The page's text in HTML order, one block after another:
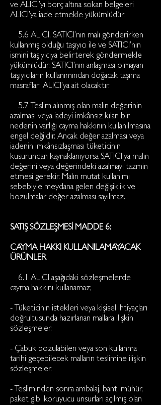
ve ALICI’yı borç altına sokan belgeleri
ALICI’ya iade etmekle yükümlüdür.
5.6 ALICI, SATICI’nın malı gönderirken
kullanmış olduğu taşıyıcı ile ve SATICI’nın
ismini taşıyıcıya belirterek göndermekle
yükümlüdür. SATICI’nın anlaşması olmayan
taşıyıcıların kullanımından doğacak taşıma
masrafları ALICI’ya ait olacaktır.
5.7 Teslim alınmış olan malın değerinin
azalması veya iadeyi imkânsız kılan bir
nedenin varlığı cayma hakkının kullanılmasına
engel değildir. Ancak değer azalması veya
iadenin imkânsızlaşması tüketicinin
kusurundan kaynaklanıyorsa SATICI’ya malın
değerini veya değerindeki azalmayı tazmin
etmesi gerekir. Malın mutat kullanımı
sebebiyle meydana gelen değişiklik ve
bozulmalar değer azalması sayılmaz.
SATIŞ SÖZLEŞMESİ MADDE 6:
CAYMA HAKKI KULLANILAMAYACAK
ÜRÜNLER
6.1 ALICI aşağıdaki sözleşmelerde
cayma hakkını kullanamaz;
- Tüketicinin istekleri veya kişisel ihtiyaçları
doğrultusunda hazırlanan mallara ilişkin
sözleşmeler.
- Çabuk bozulabilen veya son kullanma
tarihi geçebilecek malların teslimine ilişkin
sözleşmeler.
- Tesliminden sonra ambalaj, bant, mühür,
paket gibi koruyucu unsurları açılmış olan